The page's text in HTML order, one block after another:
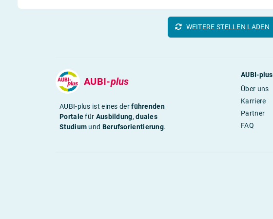
WEITERE STELLEN LADEN
AUBI-plus
AUBI-plus ist eines derführenden
Portalefür Ausbildung,duales
Studium und Berufsorientierung.
AUBI-plus
Über uns
Karriere
Partner
FAQ